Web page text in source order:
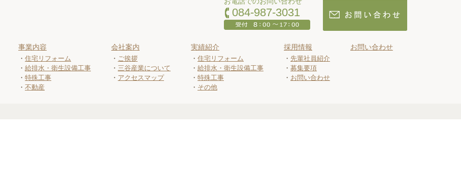
084-987-3031
事業内容
住宅リフォーム
給排水・衛生設備工事
特殊工事
不動産
会社案内
ご挨拶
三谷産業について
アクセスマップ
実績紹介
住宅リフォーム
給排水・衛生設備工事
特殊工事
その他
採用情報
先輩社員紹介
募集要項
お問い合わせ
お問い合わせ